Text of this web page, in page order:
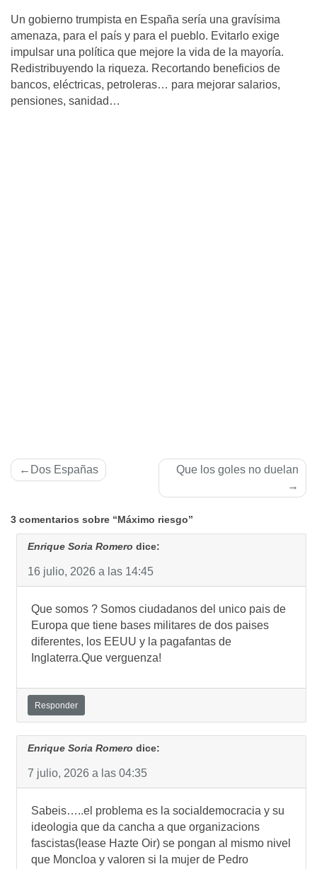
Un gobierno trumpista en España sería una gravísima
amenaza, para el país y para el pueblo. Evitarlo exige
impulsar una política que mejore la vida de la mayoría.
Redistribuyendo la riqueza. Recortando beneficios de
bancos, eléctricas, petroleras… para mejorar salarios,
pensiones, sanidad…
Navegación
Dos Españas Que los goles no duelan
3 comentarios sobre “Máximo riesgo”
Enrique Soria Romero dice:
16 julio, 2026 a las 14:45
Que somos ? Somos ciudadanos del unico pais de
Europa que tiene bases militares de dos paises
diferentes, los EEUU y la pagafantas de
Inglaterra.Que verguenza!
Responder
Enrique Soria Romero dice:
7 julio, 2026 a las 04:35
Sabeis…..el problema es la socialdemocracia y su
ideologia que da cancha a que organizacions
fascistas(lease Hazte Oir) se pongan al mismo nivel
que Moncloa y valoren si la mujer de Pedro